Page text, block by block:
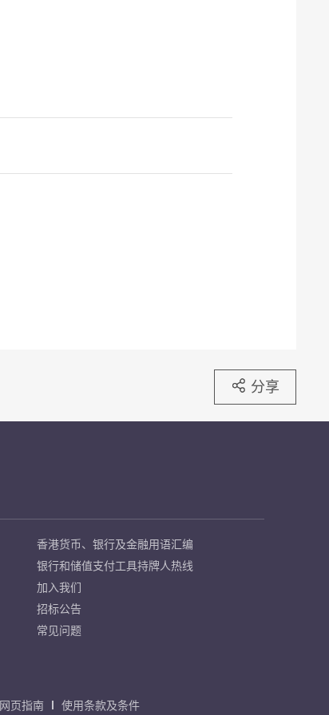
分享
香港货币、银行及金融用语汇编
银行和储值支付工具持牌人热线
加入我们
招标公告
常见问题
网页指南 使用条款及条件